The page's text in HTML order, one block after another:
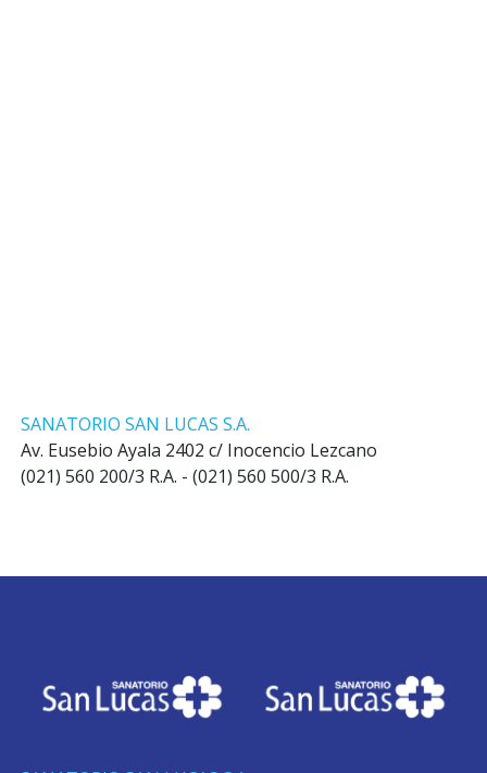
SANATORIO SAN LUCAS S.A.
Av. Eusebio Ayala 2402 c/ Inocencio Lezcano
(021) 560 200/3 R.A. - (021) 560 500/3 R.A.